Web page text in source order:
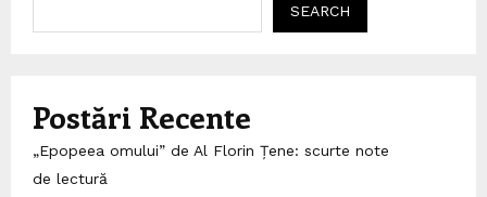
SEARCH
Postări Recente
„Epopeea omului” de Al Florin Țene: scurte note
de lectură